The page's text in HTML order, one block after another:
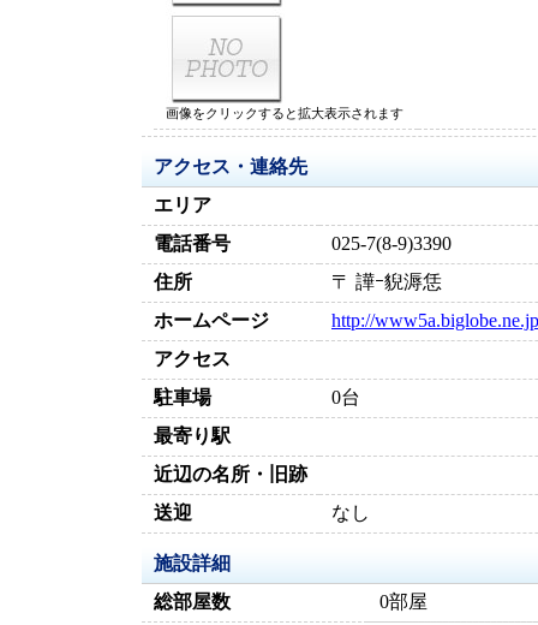
画像をクリックすると拡大表示されます
アクセス・連絡先
エリア
電話番号
025-7(8-9)3390
住所
〒 譁ｰ貎溽恁
ホームページ
http://
アクセス
駐車場
0台
最寄り駅
近辺の名所・旧跡
送迎
なし
施設詳細
総部屋数
0部屋